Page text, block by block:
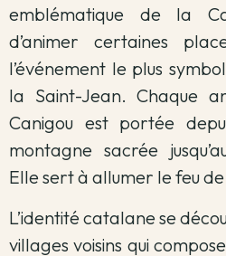
emblématique de la
d’animer certaines
l’événement le plus
la Saint-Jean. Chaque
Canigou est portée
montagne sacrée
Elle sert à allumer le feu
L’identité catalane se
villages voisins qui